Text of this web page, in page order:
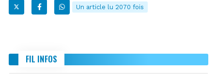
Un article lu 2070 fois
FIL INFOS